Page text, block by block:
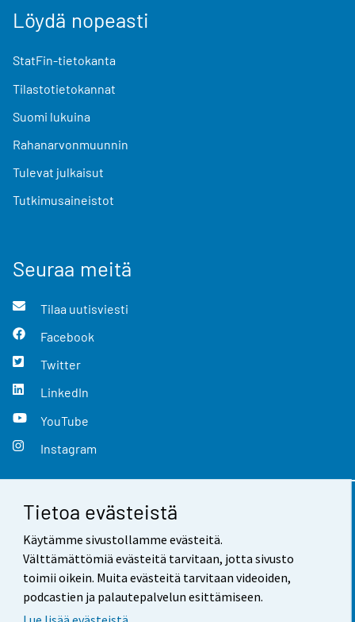
Tietoa evästeistä
Käytämme sivustollamme evästeitä.
Välttämättömiä evästeitä tarvitaan, jotta sivusto
toimii oikein. Muita evästeitä tarvitaan videoiden,
podcastien ja palautepalvelun esittämiseen.
Löydä nopeasti
StatFin-tietokanta
Tilastotietokannat
Suomi lukuina
Rahanarvonmuunnin
Tulevat julkaisut
Tutkimusaineistot
Seuraa meitä
Tilaa uutisviesti
Facebook
Twitter
LinkedIn
YouTube
Instagram
Yhteystiedot
Palaute
Käyttöehdot